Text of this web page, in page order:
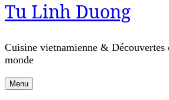
Tu Linh Duong
Cuisine vietnamienne & Découvertes
monde
Menu